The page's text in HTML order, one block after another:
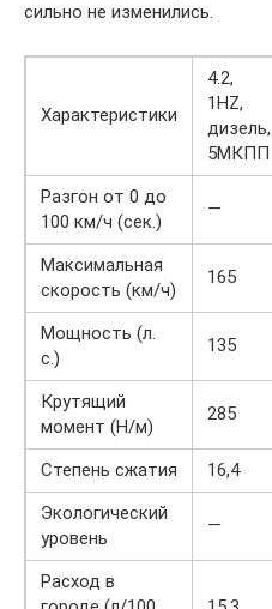
сильно не изменились.
Характеристики
4.2,
1HZ,
дизель,
5МКПП
Разгон от 0 до
100 км/ч (сек.)
—
Максимальная
скорость (км/ч)
165
Мощность (л.
с.)
135
Крутящий
момент (Н/м)
285
Степень сжатия 16,4
Экологический
уровень
—
Расход в